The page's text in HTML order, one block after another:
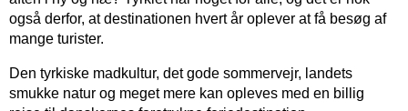
også derfor, at destinationen hvert år oplever at få besøg af
mange turister.
Den tyrkiske madkultur, det gode sommervejr, landets
smukke natur og meget mere kan opleves med en billig